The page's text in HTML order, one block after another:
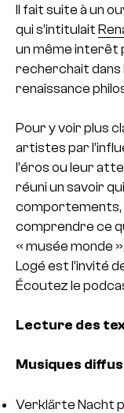
Il fait suite à un
qui s’intitulait
un même interêt
recherchait dans
renaissance
Pour y voir plus
artistes par
l’éros ou leur
réuni un savoir
comprendre ce
« musée monde
Logé est l’invité
Écoutez le
Lecture des
Musiques
Verklärte Nacht